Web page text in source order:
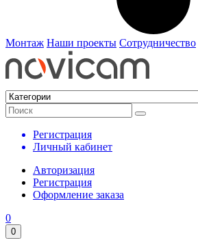
Монтаж Наши проекты Сотрудничество
Регистрация
Личный кабинет
Авторизация
Регистрация
Оформление заказа
0
0